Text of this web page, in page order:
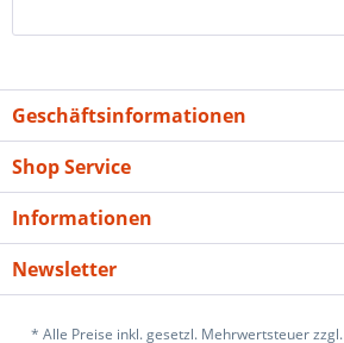
Geschäftsinformationen
Shop Service
Informationen
Newsletter
* Alle Preise inkl. gesetzl. Mehrwertsteuer zzgl.